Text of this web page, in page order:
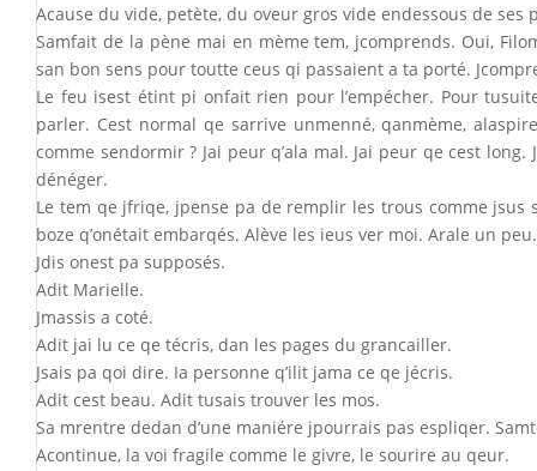
Acause du vide, petète, du oveur gros vide endessous de
Samfait de la pène mai en mème tem, jcomprends. Oui,
san bon sens pour toutte ceus qi passaient a ta porté.
Le feu isest étint pi onfait rien pour l’empécher. Pour
parler. Cest normal qe sarrive unmenné, qanmème,
comme sendormir ? Jai peur q’ala mal. Jai peur qe cest
dénéger.
Le tem qe jfriqe, jpense pa de remplir les trous comme jsus
boze q’onétait embarqés. Alève les ieus ver moi. Arale un
Jdis onest pa supposés.
Adit Marielle.
Jmassis a coté.
Adit jai lu ce qe técris, dan les pages du grancailler.
Jsais pa qoi dire. Ia personne q’ilit jama ce qe jécris.
Adit cest beau. Adit tusais trouver les mos.
Sa mrentre dedan d’une maniére jpourrais pas espliqer.
Acontinue, la voi fragile comme le givre, le sourire au qeur.